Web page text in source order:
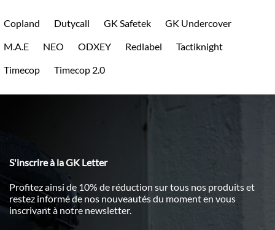
Copland Dutycall GK Safetek
GK Undercover
M.A.E
NEO ODXEY Redlabel
Tactiknight
Timecop
Timecop 2.0
S'inscrire à la GK Letter
Profitez ainsi de 10% de réduction sur tous nos produits et
restez informé de nos nouveautés du moment en vous
inscrivant à notre newsletter.